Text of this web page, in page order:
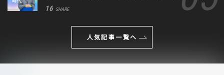
生きる道
16 SHARE
人気記事一覧へ